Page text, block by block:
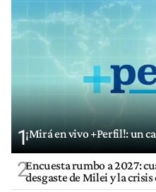
1¡Mirá en vivo +Perfil!: un
2Encuesta rumbo a 2027:
desgaste de Milei y la